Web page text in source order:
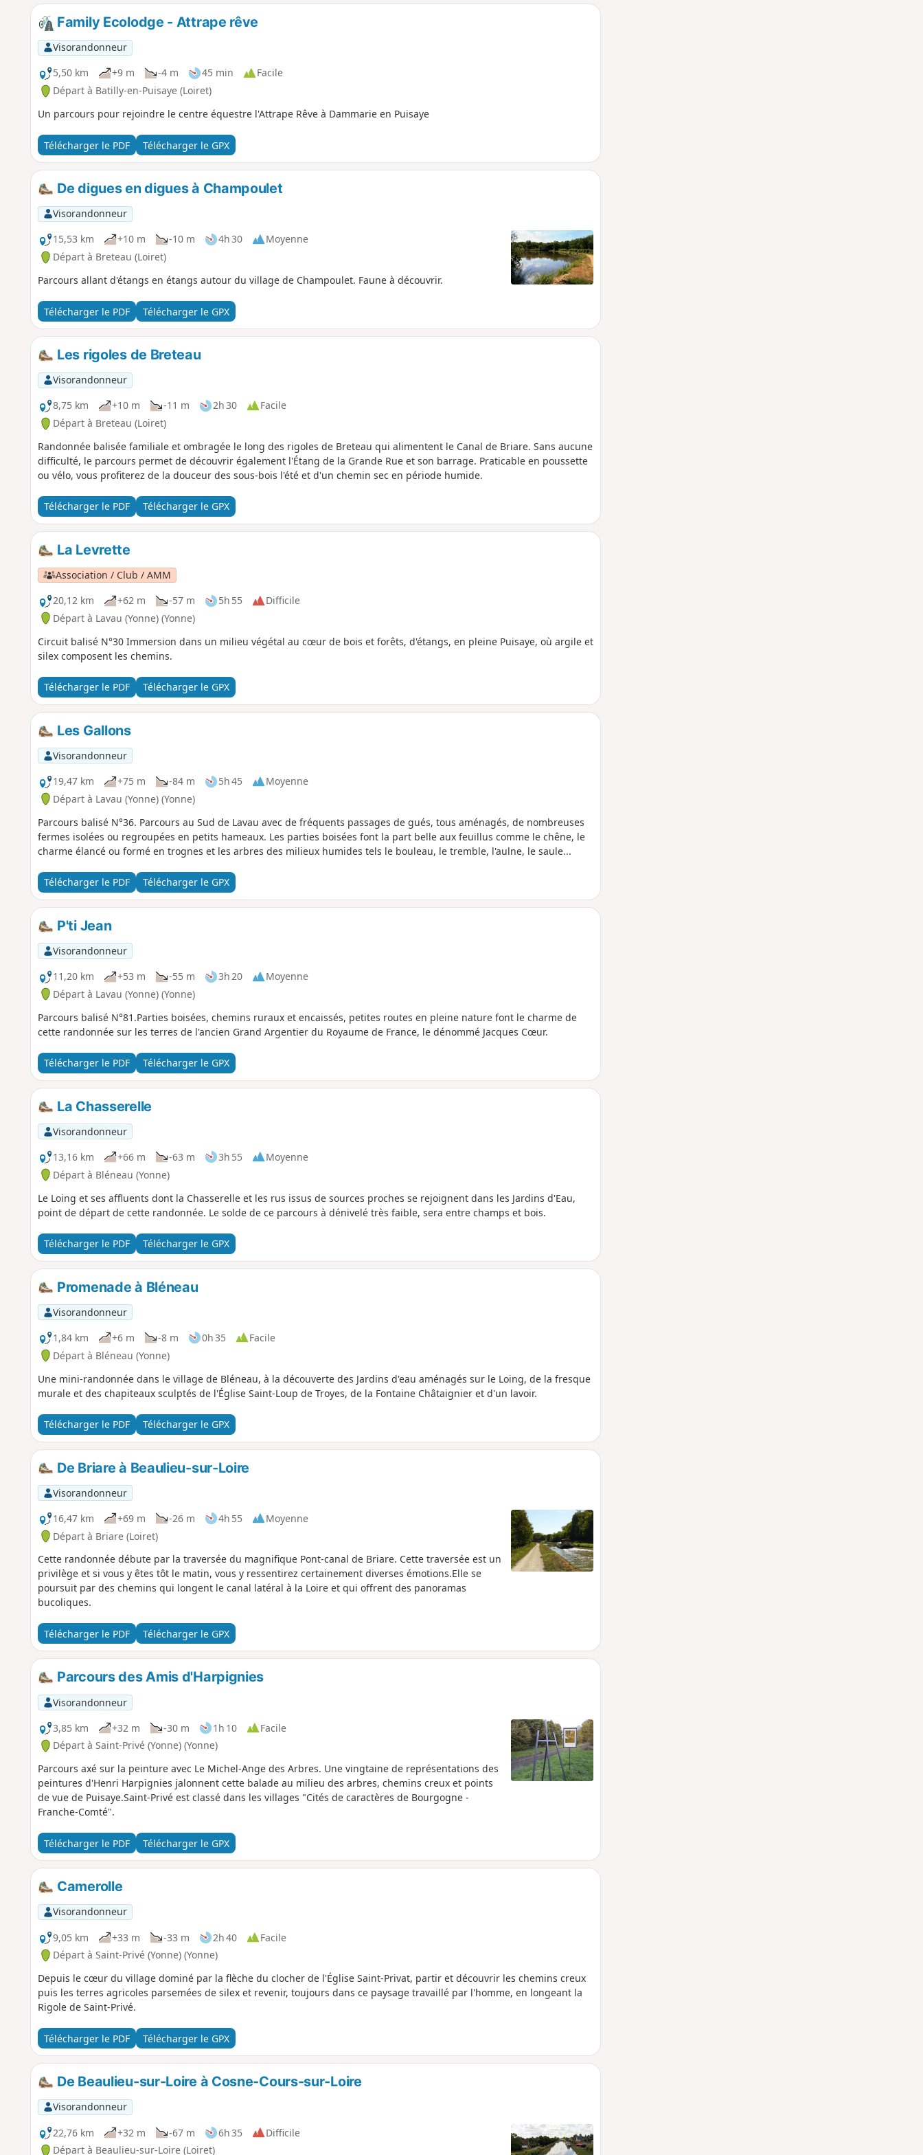
Family Ecolodge - Attrape rêve
Visorandonneur
5,50 km
+9 m -4 m 45 min
Facile
Départ à Batilly-en-Puisaye (Loiret)
Un parcours pour rejoindre le centre équestre l'Attrape Rêve à Dammarie en Puisaye
Télécharger le PDF Télécharger le GPX
De digues en digues à Champoulet
Visorandonneur
15,53 km
+10 m -10 m 4h 30
Moyenne
Départ à Breteau (Loiret)
Parcours allant d'étangs en étangs autour du village de Champoulet. Faune à découvrir.
Télécharger le PDF Télécharger le GPX
Les rigoles de Breteau
Visorandonneur
8,75 km
+10 m -11 m 2h 30
Facile
Départ à Breteau (Loiret)
Randonnée balisée familiale et ombragée le long des rigoles de Breteau qui alimentent le Canal de Briare. Sans aucune
difficulté, le parcours permet de découvrir également l'Étang de la Grande Rue et son barrage. Praticable en poussette
ou vélo, vous profiterez de la douceur des sous-bois l'été et d'un chemin sec en période humide.
Télécharger le PDF Télécharger le GPX
La Levrette
Association / Club / AMM
20,12 km
+62 m -57 m 5h 55
Difficile
Départ à Lavau (Yonne) (Yonne)
Circuit balisé N°30 Immersion dans un milieu végétal au cœur de bois et forêts, d'étangs, en pleine Puisaye, où argile et
silex composent les chemins.
Télécharger le PDF Télécharger le GPX
Les Gallons
Visorandonneur
19,47 km
+75 m -84 m 5h 45
Moyenne
Départ à Lavau (Yonne) (Yonne)
Parcours balisé N°36. Parcours au Sud de Lavau avec de fréquents passages de gués, tous aménagés, de nombreuses
fermes isolées ou regroupées en petits hameaux. Les parties boisées font la part belle aux feuillus comme le chêne, le
charme élancé ou formé en trognes et les arbres des milieux humides tels le bouleau, le tremble, l'aulne, le saule...
Télécharger le PDF Télécharger le GPX
P'ti Jean
Visorandonneur
11,20 km
+53 m -55 m 3h 20
Moyenne
Départ à Lavau (Yonne) (Yonne)
Parcours balisé N°81.Parties boisées, chemins ruraux et encaissés, petites routes en pleine nature font le charme de
cette randonnée sur les terres de l'ancien Grand Argentier du Royaume de France, le dénommé Jacques Cœur.
Télécharger le PDF Télécharger le GPX
La Chasserelle
Visorandonneur
13,16 km
+66 m -63 m 3h 55
Moyenne
Départ à Bléneau (Yonne)
Le Loing et ses affluents dont la Chasserelle et les rus issus de sources proches se rejoignent dans les Jardins d'Eau,
point de départ de cette randonnée. Le solde de ce parcours à dénivelé très faible, sera entre champs et bois.
Télécharger le PDF Télécharger le GPX
Promenade à Bléneau
Visorandonneur
1,84 km
+6 m -8 m 0h 35
Facile
Départ à Bléneau (Yonne)
Une mini-randonnée dans le village de Bléneau, à la découverte des Jardins d'eau aménagés sur le Loing, de la fresque
murale et des chapiteaux sculptés de l'Église Saint-Loup de Troyes, de la Fontaine Châtaignier et d'un lavoir.
Télécharger le PDF Télécharger le GPX
De Briare à Beaulieu-sur-Loire
Visorandonneur
16,47 km
+69 m -26 m 4h 55
Moyenne
Départ à Briare (Loiret)
Cette randonnée débute par la traversée du magnifique Pont-canal de Briare. Cette traversée est un
privilège et si vous y êtes tôt le matin, vous y ressentirez certainement diverses émotions.Elle se
poursuit par des chemins qui longent le canal latéral à la Loire et qui offrent des panoramas
bucoliques.
Télécharger le PDF Télécharger le GPX
Parcours des Amis d'Harpignies
Visorandonneur
3,85 km
+32 m -30 m 1h 10
Facile
Départ à Saint-Privé (Yonne) (Yonne)
Parcours axé sur la peinture avec Le Michel-Ange des Arbres. Une vingtaine de représentations des
peintures d'Henri Harpignies jalonnent cette balade au milieu des arbres, chemins creux et points
de vue de Puisaye.Saint-Privé est classé dans les villages "Cités de caractères de Bourgogne -
Franche-Comté".
Télécharger le PDF Télécharger le GPX
Camerolle
Visorandonneur
9,05 km
+33 m -33 m 2h 40
Facile
Départ à Saint-Privé (Yonne) (Yonne)
Depuis le cœur du village dominé par la flèche du clocher de l'Église Saint-Privat, partir et découvrir les chemins creux
puis les terres agricoles parsemées de silex et revenir, toujours dans ce paysage travaillé par l'homme, en longeant la
Rigole de Saint-Privé.
Télécharger le PDF Télécharger le GPX
De Beaulieu-sur-Loire à Cosne-Cours-sur-Loire
Visorandonneur
22,76 km
+32 m -67 m 6h 35
Difficile
Départ à Beaulieu-sur-Loire (Loiret)